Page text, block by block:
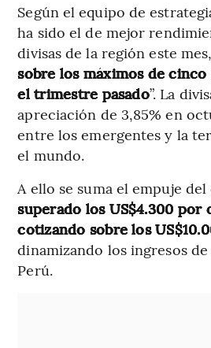
Según el equipo de
ha sido el de mejor
divisas de la región este mes,
sobre los máximos de cinco
el trimestre pasado”. La
apreciación de 3,85% en
entre los emergentes y la
el mundo.
A ello se suma el empuje
superado los US$4.300 por
cotizando sobre los
dinamizando los ingresos
Perú.